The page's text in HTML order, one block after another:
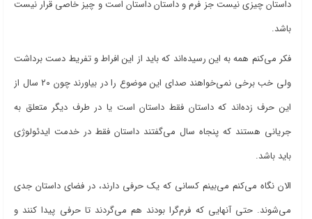
داستان چیزی نیست جز فرم و داستان داستان است و چیز خاصی قرار نیست
باشد.
فکر می‌کنم همه به این رسیده‌اند که باید از این افراط و تفریط دست برداشت
ولی خب برخی نمی‌خواهند صدای این موضوع را در بیاورند چون ۲۰ سال از
این حرف زده‌اند که داستان فقط داستان است یا در طرف دیگر متعلق به
جریانی هستند که پنجاه سال می‌گفتند داستان فقط در خدمت ایدئولوژی
باید باشد.
الان نگاه می‌کنم می‌بینم کسانی که یک حرفی دارند، در فضای داستان جدی
می‌شوند. حتی آنهایی که فرم‌گرا بودند هم می‌گردند تا حرفی پیدا کنند و